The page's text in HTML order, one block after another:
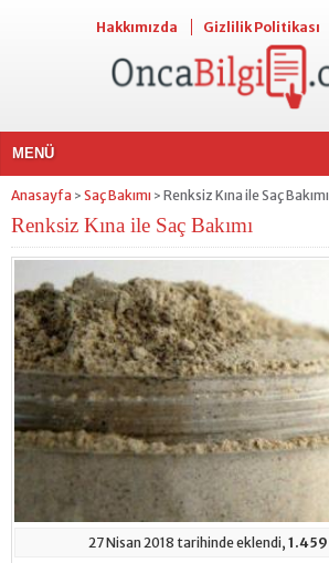
Hakkımızda Gizlilik Politikası
MENÜ
Anasayfa > Saç Bakımı > Renksiz Kına ile Saç Bakımı
Renksiz Kına ile Saç Bakımı
27 Nisan 2018 tarihinde eklendi, 1.459